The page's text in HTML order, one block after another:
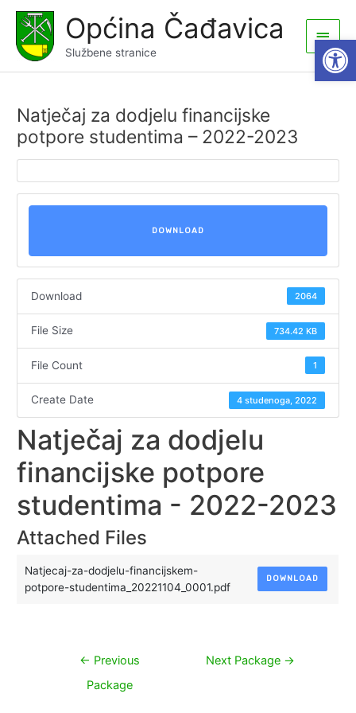
content
Općina Čađavica
Službene stranice
Main
Menu
Natječaj za dodjelu financijske
potpore studentima – 2022-2023
DOWNLOAD
Download 2064
File Size 734.42 KB
File Count 1
Create Date 4 studenoga, 2022
Natječaj za dodjelu
financijske potpore
studentima - 2022-2023
Attached Files
Natjecaj-za-dodjelu-financijskem-
potpore-studentima_20221104_0001.pdf
DOWNLOAD
Navigacija
← Previous
Package
Next Package →